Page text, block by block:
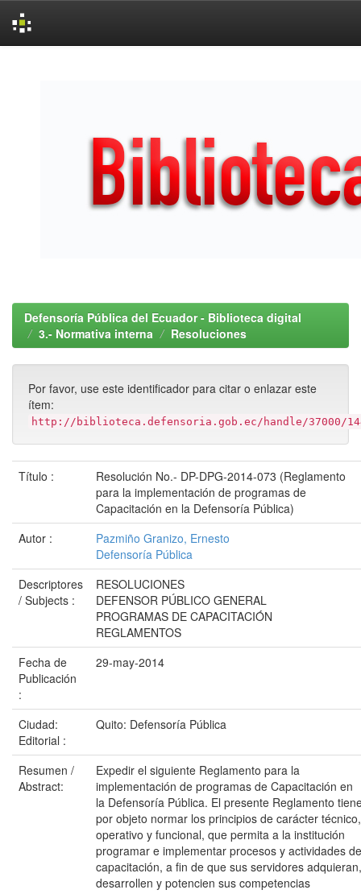
Defensoría Pública del Ecuador - Biblioteca digital
3.- Normativa interna
Resoluciones
Por favor, use este identificador para citar o enlazar este
ítem:
http://biblioteca.defensoria.gob.ec/handle/37000/
Título :
Resolución No.- DP-DPG-2014-073 (Reglamento
para la implementación de programas de
Capacitación en la Defensoría Pública)
Autor :
Pazmiño Granizo, Ernesto
Defensoría Pública
Descriptores
/ Subjects :
RESOLUCIONES
DEFENSOR PÚBLICO GENERAL
PROGRAMAS DE CAPACITACIÓN
REGLAMENTOS
Fecha de
Publicación
:
29-may-2014
Ciudad:
Editorial :
Quito: Defensoría Pública
Resumen /
Abstract:
Expedir el siguiente Reglamento para la
implementación de programas de Capacitación en
la Defensoría Pública. El presente Reglamento
por objeto normar los principios de carácter técnico,
operativo y funcional, que permita a la institución
programar e implementar procesos y actividades de
capacitación, a fin de que sus servidores adquieran,
desarrollen y potencien sus competencias